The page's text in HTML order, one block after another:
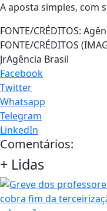
A aposta simples, com
FONTE/CRÉDITOS:
FONTE/CRÉDITOS
JrAgência Brasil
Facebook
Twitter
Whatsapp
Telegram
LinkedIn
Comentários:
+ Lidas